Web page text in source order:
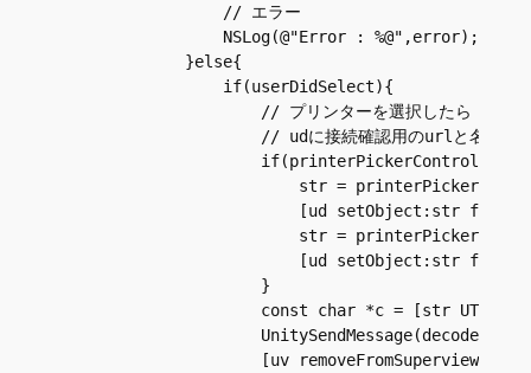
                  // エラー
                  NSLog(@"Error : %@",error);
              }else{
                  if(userDidSelect){
                      // プリンターを選択したら
// udに接続確認用のurlと名前を
str =
[ud setObject:str
str =
[ud setObject:str
                      }
const char *c = [str
                      [uv removeFromSuperview];